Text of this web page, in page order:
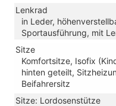
Lenkrad
in Leder,
Sportausführung, mit
Sitze
Komfortsitze, Isofix
hinten geteilt,
Beifahrersitz
Sitze: Lordosenstütze